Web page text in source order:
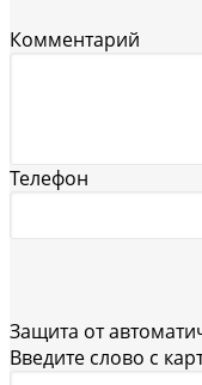
Комментарий
Телефон
Защита от
Введите слово с